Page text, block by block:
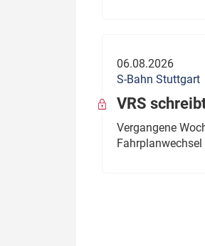
06.08.2026
S-Bahn Stuttgart
VRS
Vergangene